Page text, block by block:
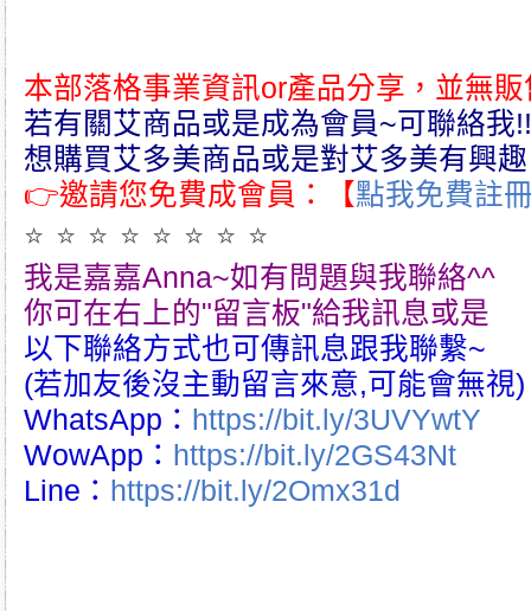
本部落格事業資訊or產品分享，並無
若有關艾商品或是成為會員~可聯絡我
想購買艾多美商品或是對艾多美有興趣
👉邀請您免費成會員：【點我免費註
⭐ ⭐ ⭐ ⭐ ⭐ ⭐ ⭐ ⭐
我是嘉嘉Anna~如有問題與我聯絡^^
你可在右上的"留言板"給我訊息或是
以下聯絡方式也可傳訊息跟我聯繫~
(若加友後沒主動留言來意,可能會無視)
WhatsApp： https://bit.ly/3UVYwtY
WowApp： https://bit.ly/2GS43Nt
Line： https://bit.ly/2Omx31d